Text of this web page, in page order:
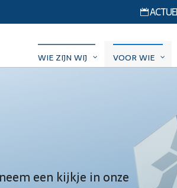

WIE ZIJN WIJ VOOR WIE
een kijkje in onze